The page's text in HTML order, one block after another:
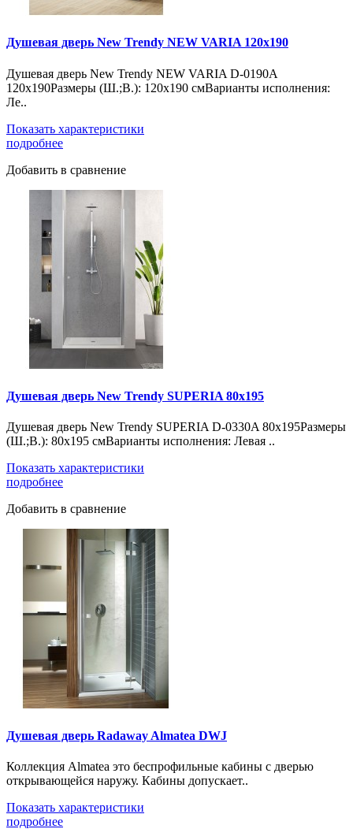
Душевая дверь New Trendy NEW VARIA 120x190
Душевая дверь New Trendy NEW VARIA D-0190A
120x190Размеры (Ш.;В.): 120х190 смВарианты исполнения:
Ле..
Показать характеристики
подробнее
Добавить в сравнение
Душевая дверь New Trendy SUPERIA 80x195
Душевая дверь New Trendy SUPERIA D-0330A 80x195Размеры
(Ш.;В.): 80х195 смВарианты исполнения: Левая ..
Показать характеристики
подробнее
Добавить в сравнение
Душевая дверь Radaway Almatea DWJ
Коллекция Almatea это беспрофильные кабины с дверью
открывающейся наружу. Кабины допускает..
Показать характеристики
подробнее